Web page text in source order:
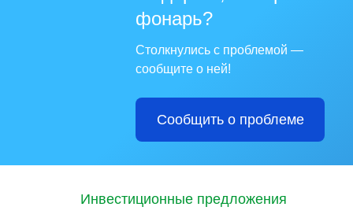
фонарь?
Столкнулись с проблемой —
сообщите о ней!
Сообщить о проблеме
Инвестиционные предложения